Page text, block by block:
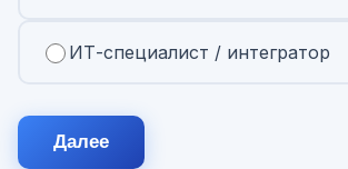
ИТ-специалист / интегратор
Далее